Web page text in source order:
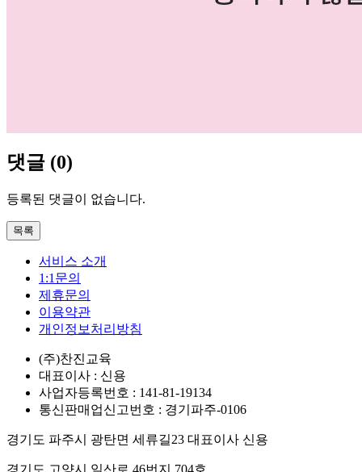
댓글 (0)
등록된 댓글이 없습니다.
목록
서비스 소개
1:1문의
제휴문의
이용약관
개인정보처리방침
(주)찬진교육
대표이사 : 신용
사업자등록번호 : 141-81-19134
통신판매업신고번호 : 경기파주-0106
경기도 파주시 광탄면 세류길23 대표이사 신용
경기도 고양시 일산로 46번지 704호